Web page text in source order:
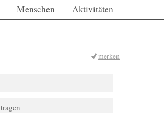
Menschen Aktivitäten
merken